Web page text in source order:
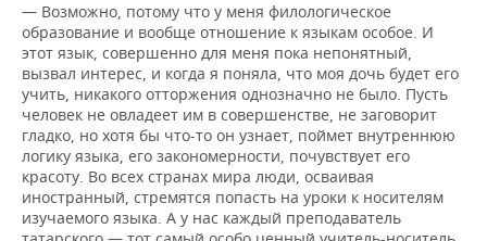
— Возможно, потому что у меня филологическое
образование и вообще отношение к языкам особое. И
этот язык, совершенно для меня пока непонятный,
вызвал интерес, и когда я поняла, что моя дочь будет его
учить, никакого отторжения однозначно не было. Пусть
человек не овладеет им в совершенстве, не заговорит
гладко, но хотя бы что-то он узнает, поймет внутреннюю
логику языка, его закономерности, почувствует его
красоту. Во всех странах мира люди, осваивая
иностранный, стремятся попасть на уроки к носителям
изучаемого языка. А у нас каждый преподаватель